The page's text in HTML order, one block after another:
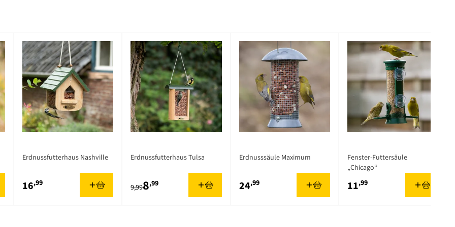
Erdnussfutterhaus Nashville
16,99
Erdnussfutterhaus Tulsa
8,99
9,99
Erdnusssäule Maximum
24,99
Fenster-Futtersäule
„Chicago“
11,99